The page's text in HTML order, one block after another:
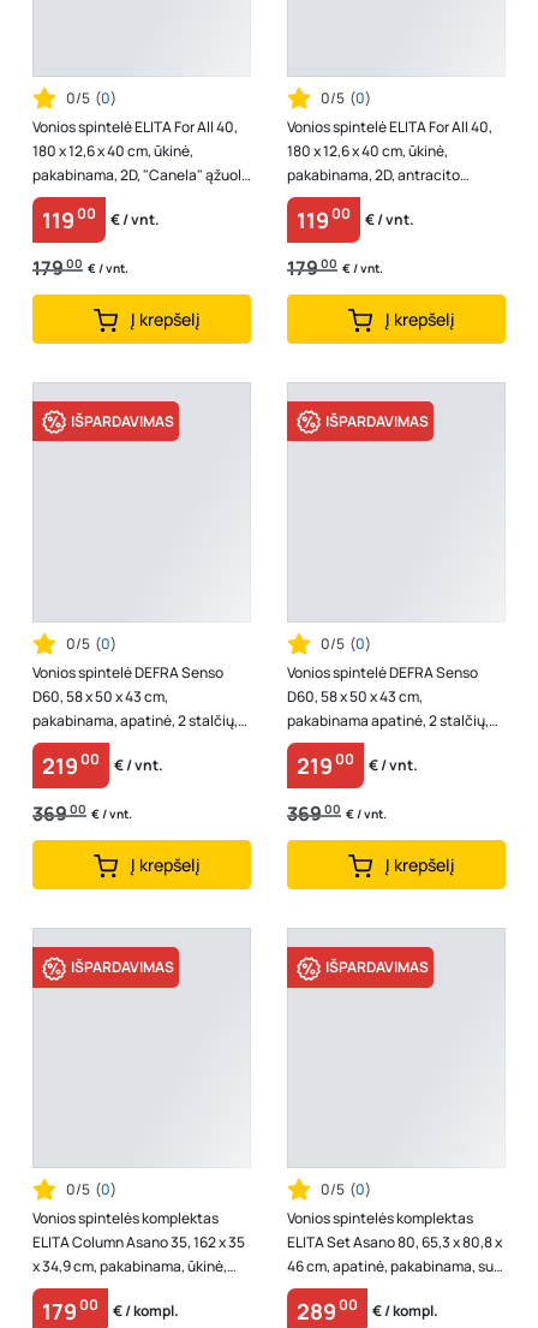
0/5 (0)
Vonios spintelė ELITA For All 40,
180 x 12,6 x 40 cm, ūkinė,
pakabinama, 2D, "Canela" ąžuolo
spalvos, 167977
11900 € / vnt.
17900 € / vnt.
Į krepšelį
0/5 (0)
Vonios spintelė ELITA For All 40,
180 x 12,6 x 40 cm, ūkinė,
pakabinama, 2D, antracito
spalvos, 168327
11900 € / vnt.
17900 € / vnt.
Į krepšelį
IŠPARDAVIMAS
0/5 (0)
Vonios spintelė DEFRA Senso
D60, 58 x 50 x 43 cm,
pakabinama, apatinė, 2 stalčių,
juodos spalvos, matinė, 260-D-
06004
21900 € / vnt.
36900 € / vnt.
Į krepšelį
IŠPARDAVIMAS
0/5 (0)
Vonios spintelė DEFRA Senso
D60, 58 x 50 x 43 cm,
pakabinama apatinė, 2 stalčių,
tangerino spalvos, matinė, 260-
D-06005
21900 € / vnt.
36900 € / vnt.
Į krepšelį
IŠPARDAVIMAS
0/5 (0)
Vonios spintelės komplektas
ELITA Column Asano 35, 162 x 35
x 34,9 cm, pakabinama, ūkinė,
baltos matinės spalvos, 2D, 16...
17900 € / kompl.
IŠPARDAVIMAS
0/5 (0)
Vonios spintelės komplektas
ELITA Set Asano 80, 65,3 x 80,8 x
46 cm, apatinė, pakabinama, su
praustuvu, frezuota, natūra...
28900 € / kompl.